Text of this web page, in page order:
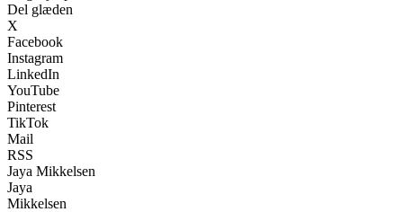
Del glæden
X
Facebook
Instagram
LinkedIn
YouTube
Pinterest
TikTok
Mail
RSS
Jaya Mikkelsen
Jaya
Mikkelsen